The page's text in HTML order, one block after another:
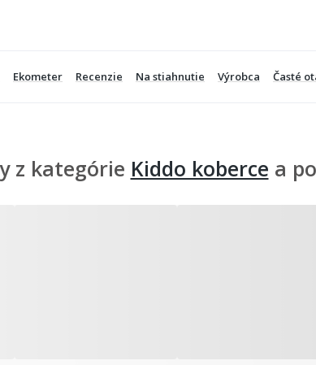
Ekometer Recenzie Na stiahnutie Výrobca Časté
z kategórie Kiddo koberce a